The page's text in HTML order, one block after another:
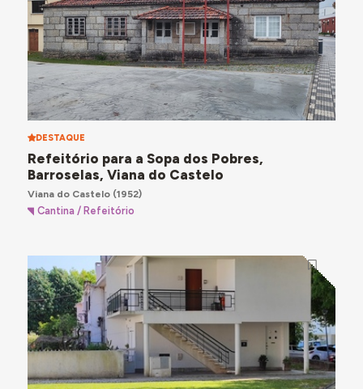
DESTAQUE
Refeitório para a Sopa dos Pobres,
Barroselas, Viana do Castelo
Viana do Castelo(1952)
Cantina / Refeitório